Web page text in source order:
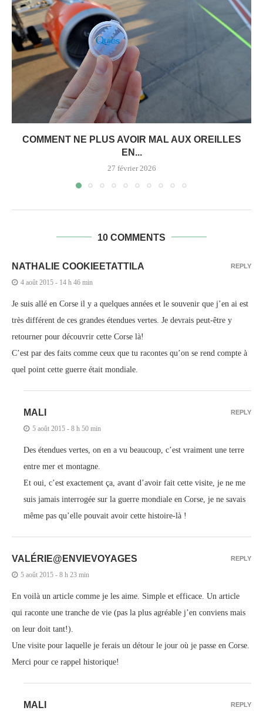
COMMENT NE PLUS AVOIR MAL AUX OREILLES
EN...
27 février 2026
10 COMMENTS
NATHALIE COOKIEETATTILA
4 août 2015 - 14 h 46 min
Je suis allé en Corse il y a quelques années et le souvenir que j’en ai est
très différent de ces grandes étendues vertes. Je devrais peut-être y
retourner pour découvrir cette Corse là!
C’est par des faits comme ceux que tu racontes qu’on se rend compte à
quel point cette guerre était mondiale.
REPLY
MALI
5 août 2015 - 8 h 50 min
Des étendues vertes, on en a vu beaucoup, c’est vraiment une terre
entre mer et montagne.
Et oui, c’est exactement ça, avant d’avoir fait cette visite, je ne me
suis jamais interrogée sur la guerre mondiale en Corse, je ne savais
même pas qu’elle pouvait avoir cette histoire-là !
REPLY
VALÉRIE@ENVIEVOYAGES
5 août 2015 - 8 h 23 min
En voilà un article comme je les aime. Simple et efficace. Un article
qui raconte une tranche de vie (pas la plus agréable j’en conviens mais
on leur doit tant!).
Une visite pour laquelle je ferais un détour le jour où je passe en Corse.
Merci pour ce rappel historique!
REPLY
MALI REPLY